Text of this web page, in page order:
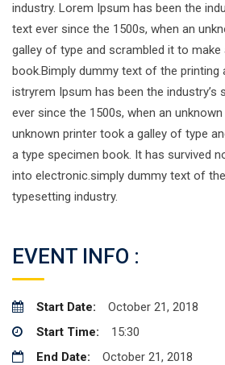
industry. Lorem Ipsum has been the
text ever since the 1500s, when an
galley of type and scrambled it to make
book.Bimply dummy text of the printing
istryrem Ipsum has been the industry’s
ever since the 1500s, when an
unknown printer took a galley of type
a type specimen book. It has survived
into electronic.simply dummy text of
typesetting industry.
EVENT INFO :
Start Date:
October 21, 2018
Start Time:
15:30
End Date:
October 21, 2018